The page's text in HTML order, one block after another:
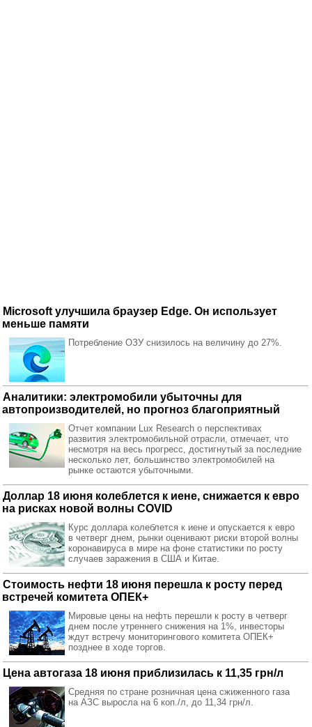
Microsoft улучшила браузер Edge. Он использует
меньше памяти
Потребление ОЗУ снизилось на величину до 27%.
Аналитики: электромобили убыточны для
автопроизводителей, но прогноз благоприятный
Отчет компании Lux Research о перспективах
развития электромобильной отрасли, отмечает, что
несмотря на весь прогресс, достигнутый за последние
несколько лет, большинство электромобилей на
рынке остаются убыточными.
Доллар 18 июня колеблется к иене, снижается к евро
на рисках новой волны COVID
Курс доллара колеблется к иене и опускается к евро
в четверг днем, рынки оценивают риски второй волны
коронавируса в мире на фоне статистики по росту
случаев заражения в США и Китае.
Стоимость нефти 18 июня перешла к росту перед
встречей комитета ОПЕК+
Мировые цены на нефть перешли к росту в четверг
днем после утреннего снижения на 1%, инвесторы
ждут встречу мониторингового комитета ОПЕК+
позднее в ходе торгов.
Цена автогаза 18 июня приблизилась к 11,35 грн/л
Средняя по стране розничная цена сжиженного газа
на АЗС выросла на 6 коп./л, до 11,34 грн/л.